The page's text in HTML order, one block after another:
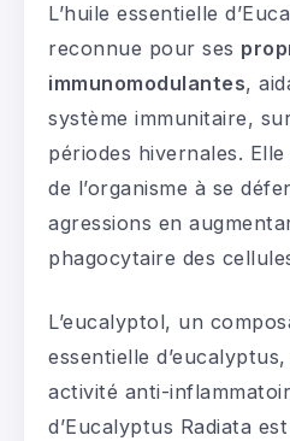
L’huile essentielle
reconnue pour ses
immunomodulantes,
système immunitaire,
périodes hivernales.
de l’organisme à se
agressions en
phagocytaire des
L’eucalyptol, un
essentielle
activité anti-
d’Eucalyptus Radiata